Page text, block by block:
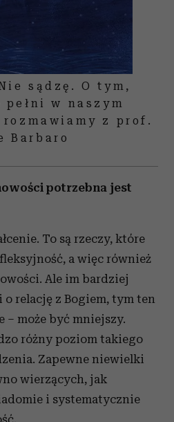
sądzę. O tym,
w naszym
z prof.
Barbaro
potrzebna jest
To są rzeczy, które
a więc również
Ale im bardziej
relację z Bogiem, tym ten
– może być mniejszy.
różny poziom takiego
Zapewne niewielki
wierzących, jak
i systematycznie